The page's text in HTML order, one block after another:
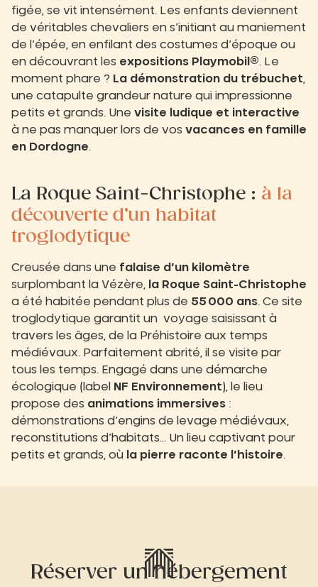
figée, se vit intensément. Les enfants deviennent
de véritables chevaliers en s’initiant au maniement
de l’épée, en enfilant des costumes d’époque ou
en découvrant les expositions Playmobil®. Le
moment phare ? La démonstration du trébuchet
une catapulte grandeur nature qui impressionne
petits et grands. Une visite ludique et interactive
à ne pas manquer lors de vos vacances en famille
en Dordogne.
La Roque Saint-Christophe : à la
découverte d’un habitat
troglodytique
Creusée dans une falaise d’un kilomètre
surplombant la Vézère,
la Roque Saint-Christophe
a été habitée pendant plus de 55 000 ans. Ce site
troglodytique garantit un voyage saisissant à
travers les âges, de la Préhistoire aux temps
médiévaux. Parfaitement abrité, il se visite par
tous les temps. Engagé dans une démarche
écologique (label
NF Environnement), le lieu
propose des animations immersives :
démonstrations d’engins de levage médiévaux,
reconstitutions d’habitats… Un lieu captivant pour
petits et grands, où
la pierre raconte l’histoire.
Réserver un hébergement